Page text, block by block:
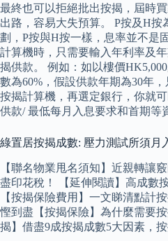
最終也可以拒絕批出按揭，屆時
出路，容易大失預算。 P按及H按
劃，P按與H按一樣，息率並不是
計算機時，只需要輸入年利率及
揭供款。 例如：如以樓價
數為60%，假設供款年期為30年
按揭計算機，再選定銀行，你就
供款/ 最低每月入息要求和首期等
綠置居按揭成數: 壓力測試所須月
【聯名物業甩名須知】近親轉讓
盡印花稅！ 【延伸閱讀】高成數
【按揭保險費用】一文睇清點計
慳到盡【按揭保險】為什麼需要
揭】借盡9成按揭成數5大因素，按